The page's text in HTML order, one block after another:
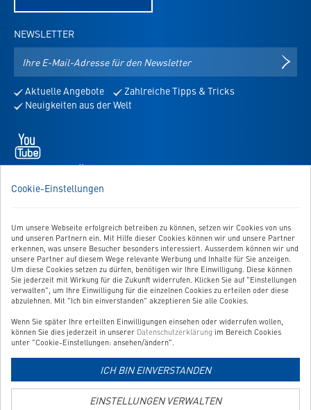
Cookie-Einstellungen
Um unsere Webseite erfolgreich betreiben zu können, setzen wir Cookies von uns
und unseren Partnern ein. Mit Hilfe dieser Cookies können wir und unsere Partner
erkennen, was unsere Besucher besonders interessiert. Ausserdem können wir und
unsere Partner auf diesem Wege relevante Werbung und Inhalte für Sie anzeigen.
Um diese Cookies setzen zu dürfen, benötigen wir Ihre Einwilligung. Diese können
Sie jederzeit mit Wirkung für die Zukunft widerrufen. Klicken Sie auf "Einstellungen
verwalten", um Ihre Einwilligung für die einzelnen Cookies zu erteilen oder diese
abzulehnen. Mit "Ich bin einverstanden" akzeptieren Sie alle Cookies.
Wenn Sie später Ihre erteilten Einwilligungen einsehen oder widerrufen wollen,
können Sie dies jederzeit in unserer Datenschutzerklärung im Bereich Cookies
unter "Cookie-Einstellungen: ansehen/ändern".
ICH BIN EINVERSTANDEN
EINSTELLUNGEN VERWALTEN
NEWSLETTER
Mail-
für
den
Aktuelle Angebote
Zahlreiche Tipps & Tricks
Neuigkeiten aus der Welt
öffnet
neuem
WIR SIND FÜR SIE DA!
Sie haben Fragen, Anregungen oder Ähnliches? Dann schreiben
Zum Kontaktformular
BESTELLUNG WIDERRUFEN
UNSER SERVICE
UNSERE TOP-KATEGORIEN
GEPRÜFTE QUALITÄT